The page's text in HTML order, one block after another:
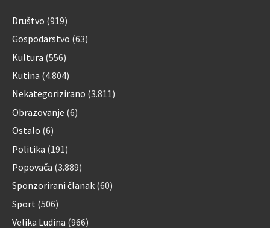
Društvo (919)
Gospodarstvo (63)
Kultura (556)
Kutina (4.804)
Nekategorizirano (3.811)
Obrazovanje (6)
Ostalo (6)
Politika (191)
Popovača (3.889)
Sponzorirani članak (60)
Sport (506)
Velika Ludina (966)